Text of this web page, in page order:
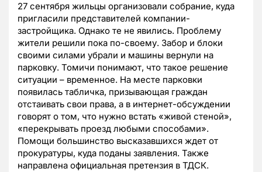
27 сентября жильцы организовали собрание, куда
пригласили представителей компании-
застройщика. Однако те не явились. Проблему
жители решили пока по-своему. Забор и блоки
своими силами убрали и машины вернули на
парковку. Томичи понимают, что такое решение
ситуации – временное. На месте парковки
появилась табличка, призывающая граждан
отстаивать свои права, а в интернет-обсуждении
говорят о том, что нужно встать «живой стеной»,
«перекрывать проезд любыми способами».
Помощи большинство высказавшихся ждет от
прокуратуры, куда поданы заявления. Также
направлена официальная претензия в ТДСК.